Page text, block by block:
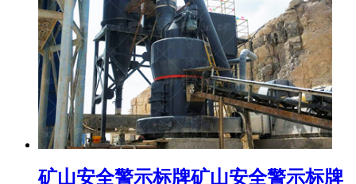
矿山安全警示标牌矿山安全警示标牌